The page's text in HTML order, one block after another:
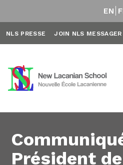
EN
NLS PRESSE JOIN NLS MESSAGER
Président